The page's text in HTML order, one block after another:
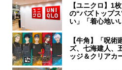
【ユニクロ】1
の“バズトップ
い」「着心地い
【牛角】「呪
ズ、七海建人
ッジ＆クリアカ